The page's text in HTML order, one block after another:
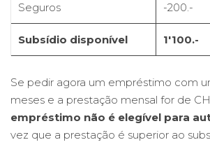
Seguros -200.-
Subsídio disponível 1'100.-
Se pedir agora um empréstimo com
meses e a prestação mensal for de
empréstimo não é elegível para
vez que a prestação é superior ao